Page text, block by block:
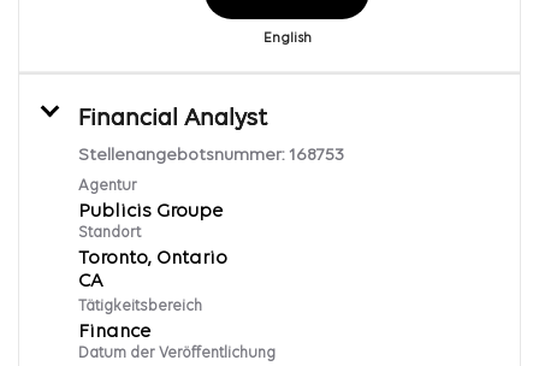
English
Financial Analyst
Stellenangebotsnummer: 168753
Agentur
Publicis Groupe
Standort
Toronto, Ontario
Tätigkeitsbereich
Finance
Datum der Veröffentlichung